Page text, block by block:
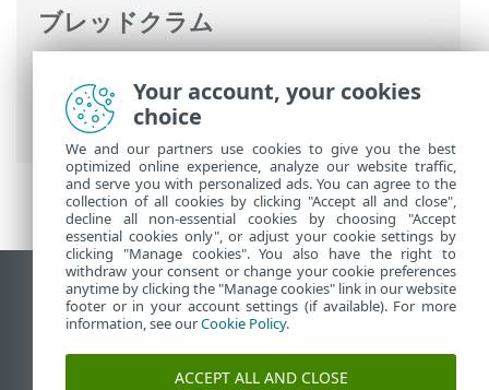
ブレッドクラム
Collector
>ESET Log Collectorコマンドラ
イン> 使用可能なターゲット
デスクトップサイトの表示
End of Life
ESETナレッジベース
ESETフォーラム
Your account, your cookies
choice
We and our partners use cookies to give you the best
optimized online experience, analyze our website traffic,
and serve you with personalized ads. You can agree to the
collection of all cookies by clicking "Accept all and close",
decline all non-essential cookies by choosing "Accept
essential cookies only", or adjust your cookie settings by
clicking "Manage cookies". You also have the right to
withdraw your consent or change your cookie preferences
anytime by clicking the "Manage cookies" link in our website
footer or in your account settings (if available). For more
information, see ourCookie Policy.
ACCEPT ALL AND CLOSE